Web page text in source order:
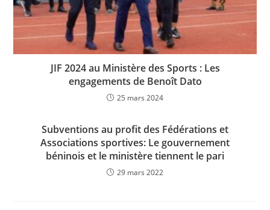
JIF 2024 au Ministère des Sports : Les
engagements de Benoît Dato
25 mars 2024
Subventions au profit des Fédérations et
Associations sportives: Le gouvernement
béninois et le ministère tiennent le pari
29 mars 2022